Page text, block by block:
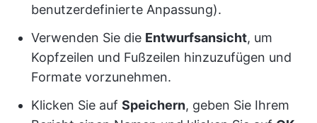
benutzerdefinierte Anpassung).
Verwenden Sie die Entwurfsansicht, um
Kopfzeilen und Fußzeilen hinzuzufügen und
Formate vorzunehmen.
Klicken Sie auf Speichern, geben Sie Ihrem